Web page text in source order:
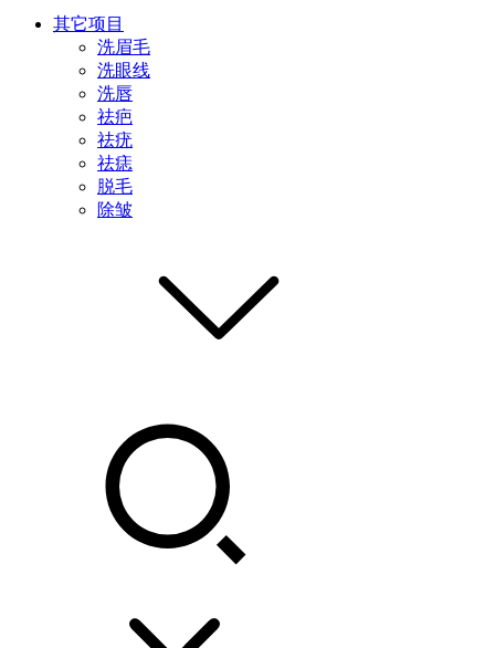
其它项目
洗眉毛
洗眼线
洗唇
祛疤
祛疣
祛痣
脱毛
除皱